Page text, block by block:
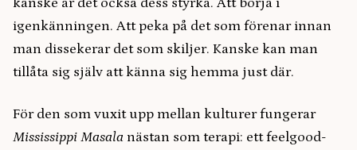
kanske är det också dess styrka. Att börja i
igenkänningen. Att peka på det som förenar innan
man dissekerar det som skiljer. Kanske kan man
tillåta sig själv att känna sig hemma just där.
För den som vuxit upp mellan kulturer fungerar
Mississippi Masala nästan som terapi: ett feelgood-